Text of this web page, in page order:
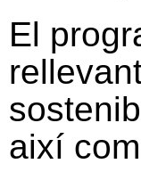
El
així